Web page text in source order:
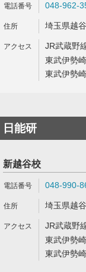
048-962-
埼玉県越
JR武蔵野
東武伊勢
東武伊勢
日能研
新越谷校
048-990-
埼玉県越
JR武蔵野
東武伊勢
東武伊勢